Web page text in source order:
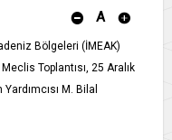
A
Bölgeleri (İMEAK)
Toplantısı, 25 Aralık
M. Bilal